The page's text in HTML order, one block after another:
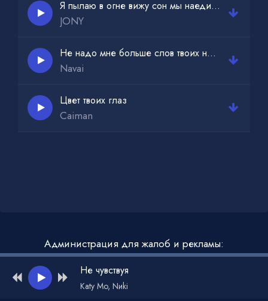
Я пылаю в огне вижу сон мы наедине
JONY
Не надо мне больше слов твоих не надо
Navai
Цвет твоих глаз
Caiman
Администрация для жалоб и рекламы:
admin@muzdark.net
Не чувствуя
Katy Mo, Nиki